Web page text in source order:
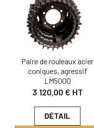
Paire de rouleaux acier
coniques, agressif
LM5000
3 120,00 € HT
DÉTAIL